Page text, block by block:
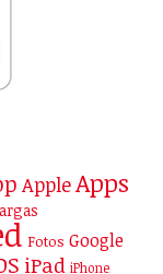
AppleApps
Fotos Google
iPad iPhone